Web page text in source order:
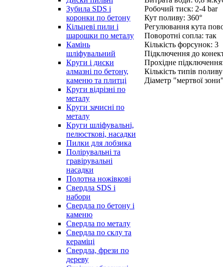
Зубила SDS і
коронки по бетону
Кільцеві пили і
шарошки по металу
Камінь
шліфувальний
Круги і диски
алмазні по бетону,
каменю та плитці
Круги відрізні по
металу
Круги зачисні по
металу
Круги шліфувальні,
пелюсткові, насадки
Пилки для лобзика
Полірувальні та
гравірувальні
насадки
Полотна ножівкові
Свердла SDS і
набори
Свердла по бетону і
каменю
Свердла по металу
Свердла по склу та
кераміці
Свердла, фрези по
дереву
Робочий тиск: 2-4 bar
Кут поливу: 360°
Регулювання кута
Поворотні сопла: так
Кількість форсунок: 3
Підключення до
Прохідне
Кількість типів
Діаметр "мертвої